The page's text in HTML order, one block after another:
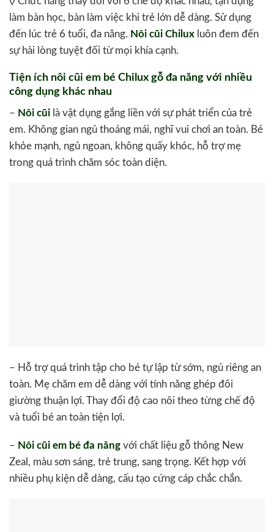
làm bàn học, bàn làm việc khi trẻ lớn dễ dàng. Sử dụng
đến lúc trẻ 6 tuổi, đa năng. Nôi cũi Chilux luôn đem đến
sự hài lòng tuyệt đối từ mọi khía cạnh.
Tiện ích nôi cũi em bé Chilux gỗ đa năng với nhiều
công dụng khác nhau
– Nôi cũi là vật dụng gắng liền với sự phát triển của trẻ
em. Không gian ngủ thoáng mái, nghĩ vui chơi an toàn. Bé
khỏe mạnh, ngủ ngoan, không quấy khóc, hỗ trợ mẹ
trong quá trình chăm sóc toàn diện.
– Hỗ trợ quá trình tập cho bé tự lập từ sớm, ngủ riêng an
toàn. Mẹ chăm em dễ dàng với tính năng ghép đôi
giường thuận lợi. Thay đổi độ cao nôi theo từng chế độ
và tuổi bé an toàn tiện lợi.
– Nôi cũi em bé đa năng với chất liệu gỗ thông New
Zeal, màu sơn sáng, trẻ trung, sang trọng. Kết hợp với
nhiều phụ kiện dễ dàng, cấu tạo cứng cáp chắc chắn.